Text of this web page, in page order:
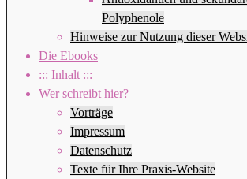
Polyphenole
Hinweise zur Nutzung dieser
Die Ebooks
::: Inhalt :::
Wer schreibt hier?
Vorträge
Impressum
Datenschutz
Texte für Ihre Praxis-Website